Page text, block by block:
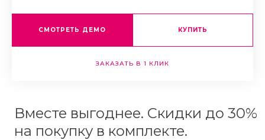
СМОТРЕТЬ ДЕМО КУПИТЬ
ЗАКАЗАТЬ В 1 КЛИК
Вместе выгоднее. Скидки до 30%
на покупку в комплекте.